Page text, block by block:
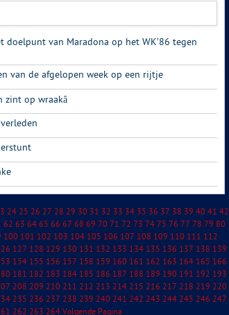
doelpunt van Maradona op het WK’86 tegen
van de afgelopen week op een rijtje
zint op wraakâ
24 25 26 27 28 29 30 31 32 33 34 35 36 37 38 39 40 41 42
62 63 64 65 66 67 68 69 70 71 72 73 74 75 76 77 78 79 80
100 101 102 103 104 105 106 107 108 109 110 111 112
127 128 129 130 131 132 133 134 135 136 137 138 139
154 155 156 157 158 159 160 161 162 163 164 165 166
181 182 183 184 185 186 187 188 189 190 191 192 193
208 209 210 211 212 213 214 215 216 217 218 219 220
235 236 237 238 239 240 241 242 243 244 245 246 247
262 263 264 Volgende Pagina